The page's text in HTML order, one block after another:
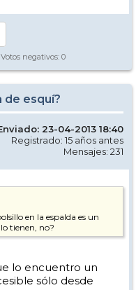
negativos: 0
de esquí?
23-04-2013 18:40
Registrado: 15 años antes
Mensajes: 231
en la espalda es un
tienen, no?
lo encuentro un
sólo desde